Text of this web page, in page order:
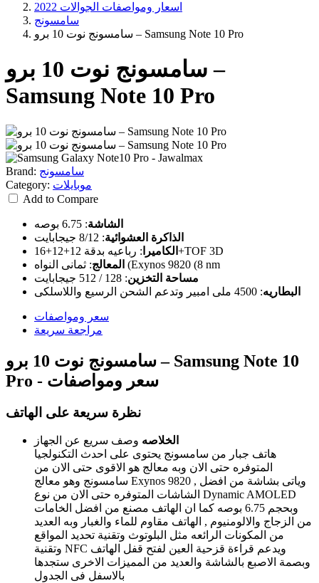
اسعار ومواصفات الجوالات 2022
سامسونج
سامسونج نوت 10 برو – Samsung Note 10 Pro
سامسونج نوت 10 برو –
Samsung Note 10 Pro
Brand: سامسونج
Category: موبايلات
Add to Compare
الشاشة: 6.75 بوصه
الذاكرة العشوائية: 8/12 جيجابايت
الكاميرا :
رباعيه بدقة 12+12+16+TOF 3D
المعالج:
ثمانى النواه (Exynos 9820 (8 nm
مساحة التخزين: 128 / 512 جيجابايت
البطاريه: 4500 ملى امبير وتدعم الشحن الرسيع واللاسلكى
سعر ومواصفات
مراجعة سريعة
سامسونج نوت 10 برو – Samsung Note 10
Pro - سعر ومواصفات
نظرة سريعة على الهاتف
الخلاصه وصف سريع عن الجهاز
هاتف جبار من سامسونج يحتوى على احدث التكنولجيا
المتوفره حتى الان وبه معالج هو الاقوى حتى الان من
سامسونج وهو معالج Exynos 9820 , وياتى بشاشة من افضل
الشاشات المتوفره حتى الان من نوع Dynamic AMOLED
وبحجم 6.75 بوصه كما ان الهاتف مصنع من افضل الخامات
من الزجاج والالومنيوم , الهاتف مقاوم للماء والغبار وبه العديد
من المكونات الرائعه مثل البلوتوث وتقنية تحديد المواقع
وتقنية NFC ويدعم قراءة قزحية العين لفتح قفل الهاتف
وبصمة الاصبع بالشاشة والعديد من المميزات الاخرى ستجدها
بالاسفل فى الجدول